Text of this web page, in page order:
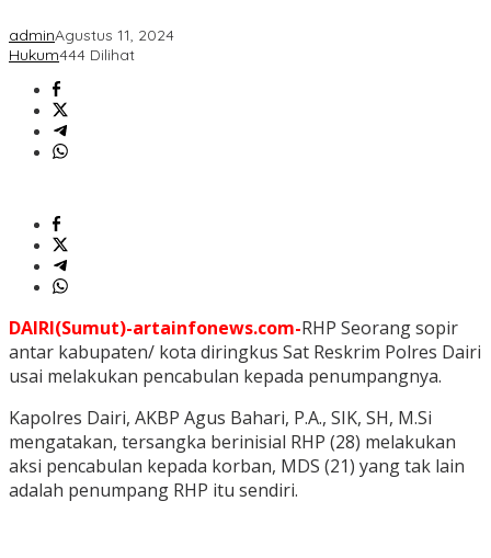
adminAgustus 11, 2024
Hukum444 Dilihat
DAIRI(Sumut)-artainfonews.com-RHP Seorang sopir
antar kabupaten/ kota diringkus Sat Reskrim Polres Dairi
usai melakukan pencabulan kepada penumpangnya.
Kapolres Dairi, AKBP Agus Bahari, P.A., SIK, SH, M.Si
mengatakan, tersangka berinisial RHP (28) melakukan
aksi pencabulan kepada korban, MDS (21) yang tak lain
adalah penumpang RHP itu sendiri.